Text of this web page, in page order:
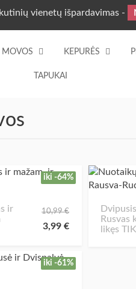
vienetų išpardavimas -
MOVOS KEPURĖS
TAPUKAI
iki -64%
ir
10,99€
3,99€
Rusvas
likęs
iki -61%